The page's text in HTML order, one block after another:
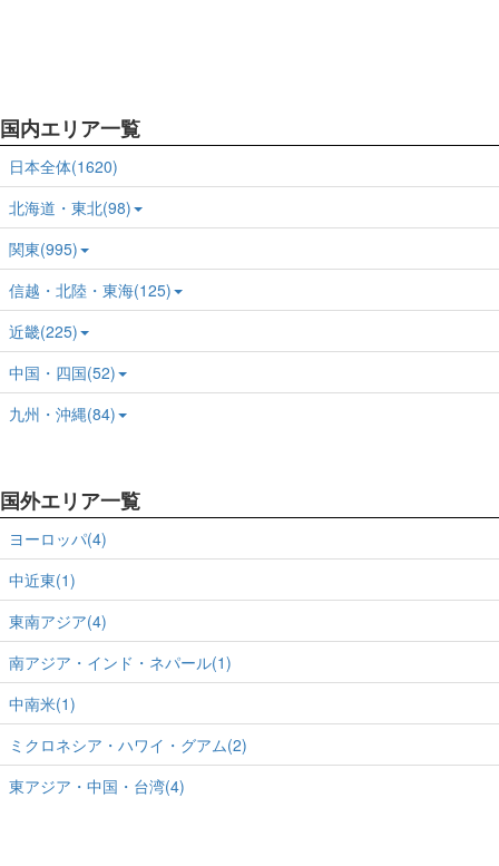
国内エリア一覧
日本全体(1620)
北海道・東北(98)
関東(995)
信越・北陸・東海(125)
近畿(225)
中国・四国(52)
九州・沖縄(84)
国外エリア一覧
ヨーロッパ(4)
中近東(1)
東南アジア(4)
南アジア・インド・ネパール(1)
中南米(1)
ミクロネシア・ハワイ・グアム(2)
東アジア・中国・台湾(4)